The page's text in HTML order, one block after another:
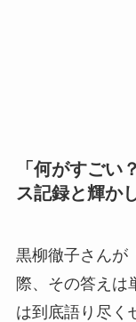
「何がすごい
ス記録と輝か
黒柳徹子さんが
際、その答えは
は到底語り尽く